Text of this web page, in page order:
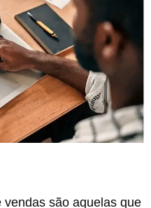
são aquelas que